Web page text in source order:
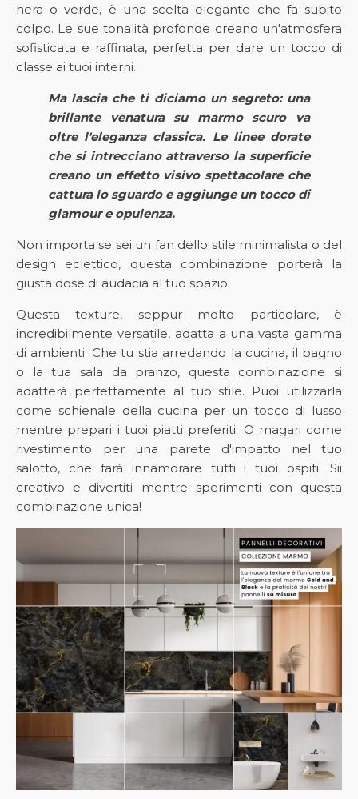
nera o verde, è una scelta elegante che fa subito
colpo. Le sue tonalità profonde creano un'atmosfera
sofisticata e raffinata, perfetta per dare un tocco di
classe ai tuoi interni.
Ma lascia che ti diciamo un segreto: una
brillante venatura su marmo scuro va
oltre l'eleganza classica. Le linee dorate
che si intrecciano attraverso la superficie
creano un effetto visivo spettacolare che
cattura lo sguardo e aggiunge un tocco di
glamour e opulenza.
Non importa se sei un fan dello stile minimalista o del
design eclettico, questa combinazione porterà la
giusta dose di audacia al tuo spazio.
Questa texture, seppur molto particolare, è
incredibilmente versatile, adatta a una vasta gamma
di ambienti. Che tu stia arredando la cucina, il bagno
o la tua sala da pranzo, questa combinazione si
adatterà perfettamente al tuo stile. Puoi utilizzarla
come schienale della cucina per un tocco di lusso
mentre prepari i tuoi piatti preferiti. O magari come
rivestimento per una parete d'impatto nel tuo
salotto, che farà innamorare tutti i tuoi ospiti. Sii
creativo e divertiti mentre sperimenti con questa
combinazione unica!